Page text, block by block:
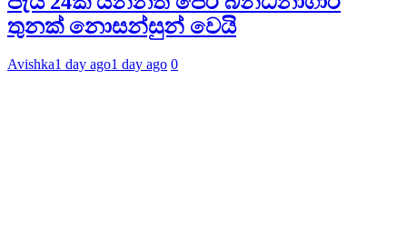
තුනක් නොසන්සුන් වෙයි
Avishka1 day ago1 day ago 0